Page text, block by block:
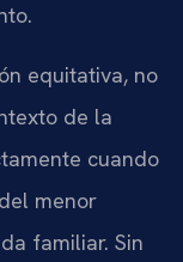
equitativa, no
de la
cuando
menor
familiar. Sin